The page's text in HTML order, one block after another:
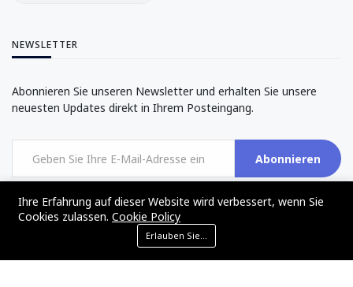
NEWSLETTER
Abonnieren Sie unseren Newsletter und erhalten Sie unsere
neuesten Updates direkt in Ihrem Posteingang.
Abonnieren
©2017 - 2024 - The Web Tier - All rights reserved
Ihre Erfahrung auf dieser Website wird verbessert, wenn Sie
Cookies zulassen. Cookie Policy
Erlauben Sie Cookies